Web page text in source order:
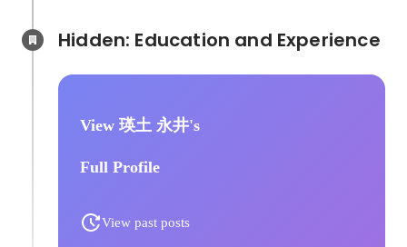
View 瑛土 永井's
Full Profile
View past posts